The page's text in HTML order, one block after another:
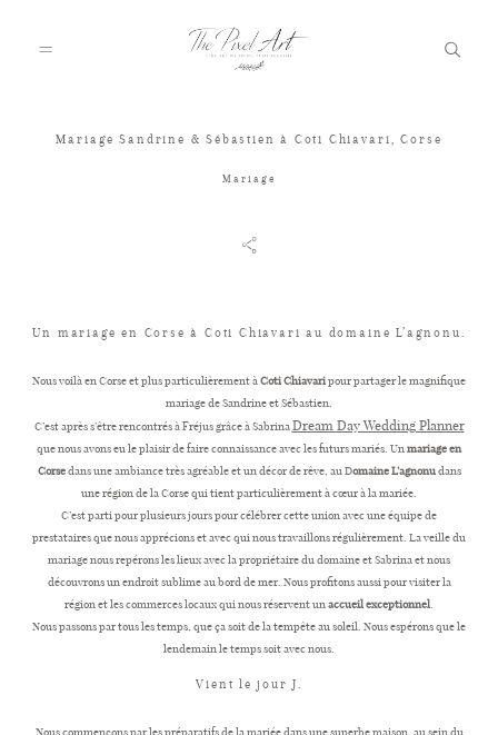
CONTACT
Mariage Sandrine & Sébastien à Coti Chiavari, Corse
Mariage
Un mariage en Corse à Coti Chiavari au domaine L’agnonu.
Nous voilà en Corse et plus particulièrement àCoti Chiavaripour partager le magnifique
mariage de Sandrine et Sébastien.
C’est après s’être rencontrés à Fréjus grâce à SabrinaDream Day Wedding Planner
que nous avons eu le plaisir de faire connaissance avec les futurs mariés. Un mariage en
Corsedans une ambiance très agréable et un décor de rêve, au Domaine L’agnonudans
une région de la Corse qui tient particulièrement à cœur à la mariée.
C’est parti pour plusieurs jours pour célébrer cette union avec une équipe de
prestataires que nous apprécions et avec qui nous travaillons régulièrement. La veille du
mariage nous repérons les lieux avec la propriétaire du domaine et Sabrina et nous
découvrons un endroit sublime au bord de mer. Nous profitons aussi pour visiter la
région et les commerces locaux qui nous réservent un accueil exceptionnel
Nous passons par tous les temps, que ça soit de la tempête au soleil. Nous espérons que le
lendemain le temps soit avec nous.
Vient le jour J.
Nous commençons par les préparatifs de la mariée dans une superbe maison, au sein du